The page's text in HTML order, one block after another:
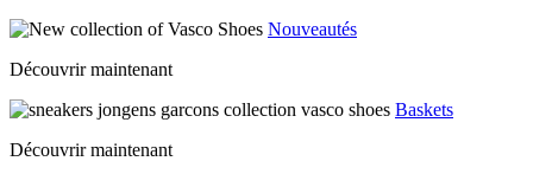
Nouveautés
Découvrir maintenant
Baskets
Découvrir maintenant